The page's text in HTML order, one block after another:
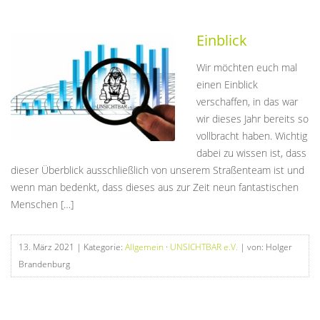
Einblick
Wir möchten euch mal
einen Einblick
verschaffen, in das war
wir dieses Jahr bereits so
vollbracht haben. Wichtig
dabei zu wissen ist, dass
dieser Überblick ausschließlich von unserem Straßenteam ist und
wenn man bedenkt, dass dieses aus zur Zeit neun fantastischen
Menschen […]
13. März 2021 | Kategorie: Allgemein · UNSICHTBAR e.V. | von: Holger
Brandenburg